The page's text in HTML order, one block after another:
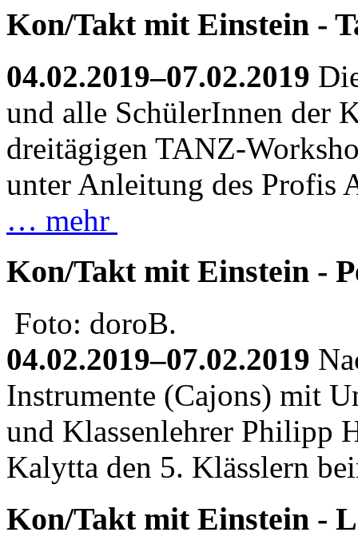
Kon/Takt mit Einstein -
04.02.2019–07.02.2019
und alle SchülerInnen der
dreitägigen TANZ-
unter Anleitung des Profis
… mehr
Kon/Takt mit Einstein -
Foto: doroB.
04.02.2019–07.02.2019
Instrumente (Cajons) mit
und Klassenlehrer Philipp
Kalytta den 5. Klässlern
Kon/Takt mit Einstein -